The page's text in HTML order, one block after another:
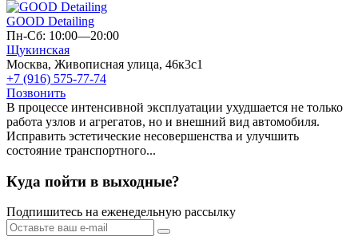
GOOD Detailing
Пн-Сб: 10:00—20:00
Щукинская
Москва, Живописная улица, 46к3с1
+7 (916) 575-77-74
Позвонить
В процессе интенсивной эксплуатации ухудшается не только
работа узлов и агрегатов, но и внешний вид автомобиля.
Исправить эстетические несовершенства и улучшить
состояние транспортного...
Куда пойти в выходные?
Подпишитесь на еженедельную рассылку